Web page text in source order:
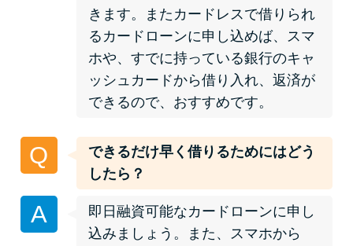
未成年でもお金を借りられる？
学生がお金を借りる方法があ
る？
学生がお金を借りる方法は？親
を解説
ソフト闇金とは？悪質な手口に
は要注意！
きます。またカードレスで借りられ
るカードローンに申し込めば、スマ
ホや、すでに持っている銀行のキャ
ッシュカードから借り入れ、返済が
できるので、おすすめです。
Q
できるだけ早く借りるためにはどう
したら？
A
即日融資可能なカードローンに申し
込みましょう。また、スマホから